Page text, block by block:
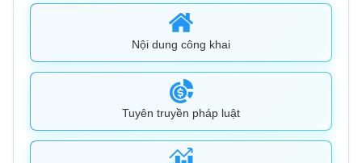
Nội dung công khai
Tuyên truyền pháp luật